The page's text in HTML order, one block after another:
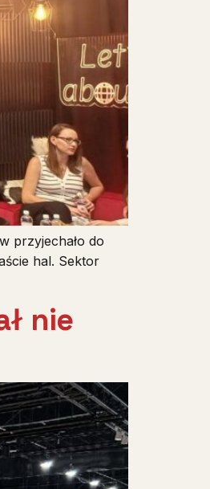
przyjechało do
hal. Sektor
nie